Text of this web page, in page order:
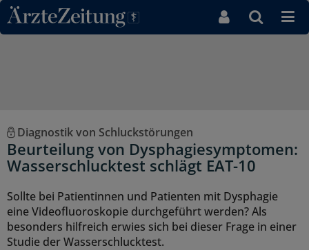
Direkt zum Inhaltsbereich
Diagnostik von Schluckstörungen
Beurteilung von Dysphagiesymptomen:
Wasserschlucktest schlägt EAT-10
Sollte bei Patientinnen und Patienten mit Dysphagie
eine Videofluoroskopie durchgeführt werden? Als
besonders hilfreich erwies sich bei dieser Frage in einer
Studie der Wasserschlucktest.